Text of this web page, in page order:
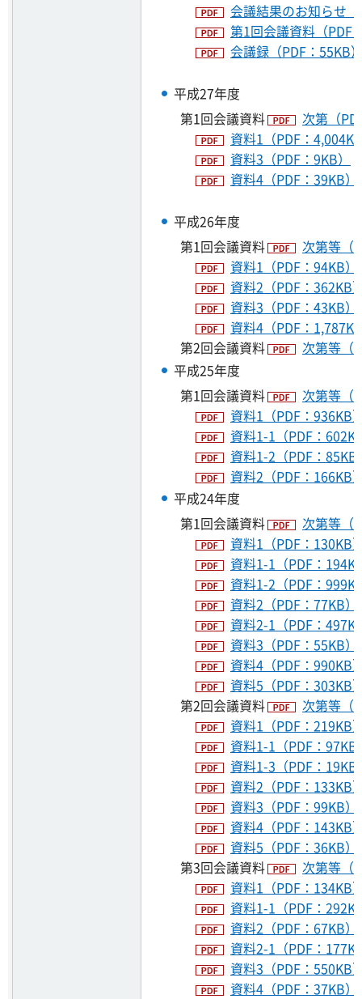
会議結果のお知らせ
第1回会議資料（PDF
会議録（PDF：55KB
平成27年度
第1回会議資料
次第（
資料1（PDF：
資料3（PDF：9KB）
資料4（PDF：39KB）
平成26年度
第1回会議資料
次第等（
資料1（PDF：94KB）
資料2（PDF：362KB
資料3（PDF：43KB）
資料4（PDF：
第2回会議資料
次第等（
平成25年度
第1回会議資料
次第等（
資料1（PDF：936KB
資料1-1（PDF：
資料1-2（PDF：85KB
資料2（PDF：166KB
平成24年度
第1回会議資料
次第等（
資料1（PDF：130KB
資料1-1（PDF：
資料1-2（PDF：
資料2（PDF：77KB）
資料2-1（PDF：
資料3（PDF：55KB）
資料4（PDF：990KB
資料5（PDF：303KB
第2回会議資料
次第等（
資料1（PDF：219KB
資料1-1（PDF：97KB
資料1-3（PDF：19KB
資料2（PDF：133KB
資料3（PDF：99KB）
資料4（PDF：143KB
資料5（PDF：36KB）
第3回会議資料
次第等（
資料1（PDF：134KB
資料1-1（PDF：
資料2（PDF：67KB）
資料2-1（PDF：
資料3（PDF：550KB
資料4（PDF：37KB）